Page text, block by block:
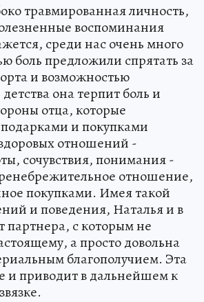
травмированная личность,
воспоминания
среди нас очень много
боль предложили спрятать за
и возможностью
она терпит боль и
отца, которые
и покупками
отношений -
сочувствия, понимания -
отношение,
покупками. Имея такой
и поведения, Наталья и в
партнера, с которым не
а просто довольна
благополучием. Эта
и приводит в дальнейшем к